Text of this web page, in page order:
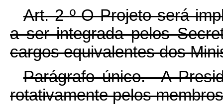
Art. 2ºO Projeto será
a ser integrada pelos
cargos equivalentes dos
Parágrafo único. A
rotativamente pelos